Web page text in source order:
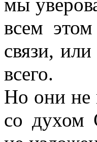
всем
связи,
всего.
Но они не
со духом